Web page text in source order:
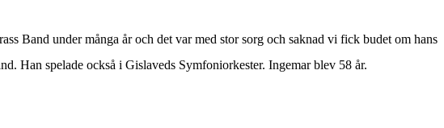
Band under många år och det var med stor sorg och saknad vi fick budet om hans
Han spelade också i Gislaveds Symfoniorkester. Ingemar blev 58 år.